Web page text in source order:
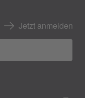
Jetzt anmelden